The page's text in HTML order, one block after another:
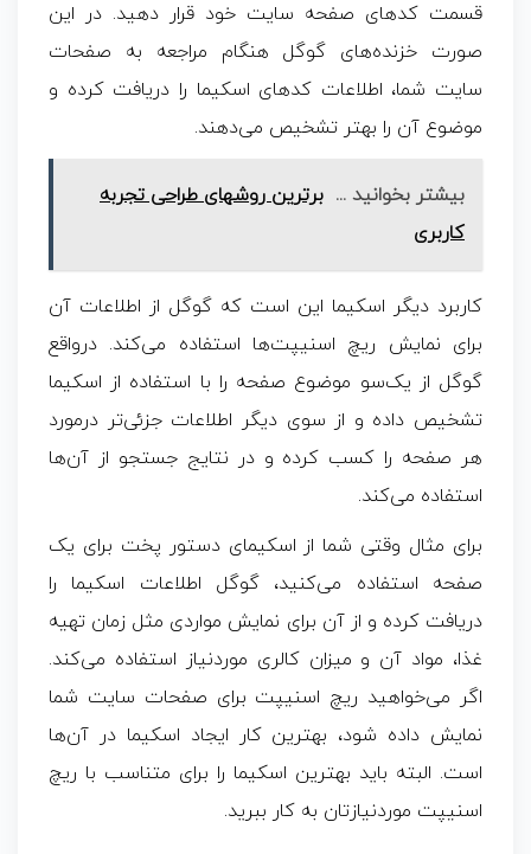
قسمت کدهای صفحه سایت خود قرار دهید. در این
صورت خزنده‌های گوگل هنگام مراجعه به صفحات
سایت شما، اطلاعات کدهای اسکیما را دریافت کرده و
موضوع آن را بهتر تشخیص می‌دهند.
بیشتر بخوانید ... برترین روشهای طراحی تجربه
کاربری
کاربرد دیگر اسکیما این است که گوگل از اطلاعات آن
برای نمایش ریچ اسنیپت‌ها استفاده می‌کند. درواقع
گوگل از یک‌سو موضوع صفحه را با استفاده از اسکیما
تشخیص داده و از سوی دیگر اطلاعات جزئی‌تر درمورد
هر صفحه را کسب کرده و در نتایج جستجو از آن‌ها
استفاده می‌کند.
برای مثال وقتی شما از اسکیمای دستور پخت برای یک
صفحه استفاده می‌کنید، گوگل اطلاعات اسکیما را
دریافت کرده و از آن برای نمایش مواردی مثل زمان تهیه
غذا، مواد آن و میزان کالری موردنیاز استفاده می‌کند.
اگر می‌خواهید ریچ اسنیپت برای صفحات سایت شما
نمایش داده شود، بهترین کار ایجاد اسکیما در آن‌ها
است. البته باید بهترین اسکیما را برای متناسب با ریچ
اسنیپت موردنیازتان به کار ببرید.